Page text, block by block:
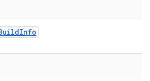
Info